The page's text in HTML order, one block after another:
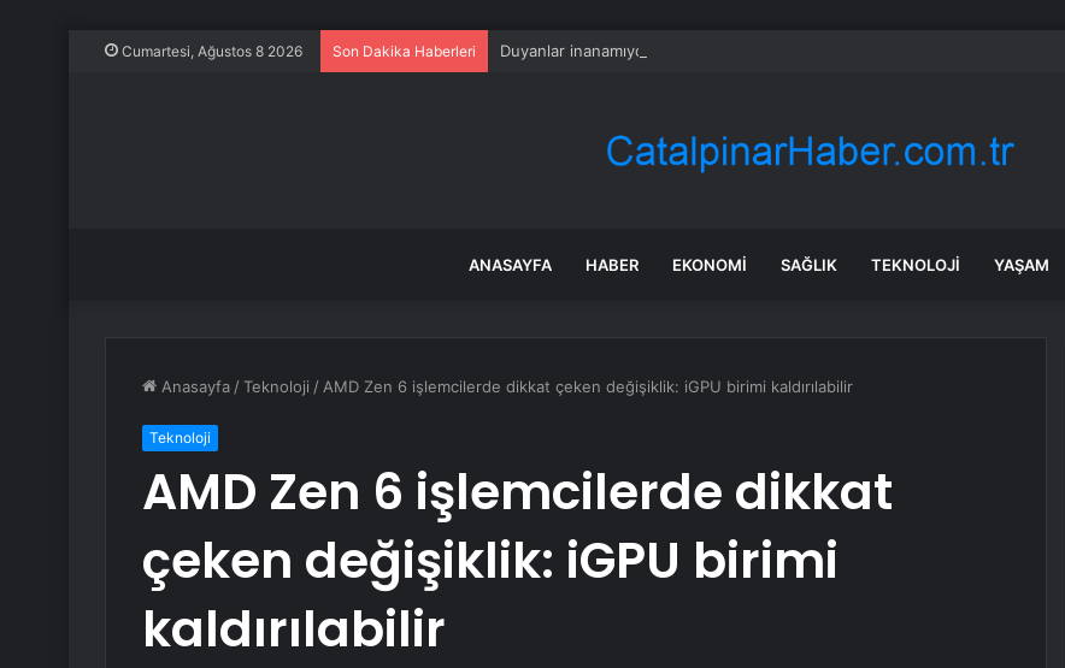
Cumartesi, Ağustos 8 2026 Son Dakika Haberleri Duyanlar inanamıyor: Burada kurbanlık düze ve tosunlar 45 bin liraya satılıyor
ANASAYFA HABER EKONOMI SAĞLIK TEKNOLOJI YAŞAM
Anasayfa /Teknoloji / AMD Zen 6 işlemcilerde dikkat çeken değişiklik: iGPU birimi kaldırılabilir
Teknoloji
AMD Zen 6 işlemcilerde dikkat
çeken değişiklik: iGPU birimi
kaldırılabilir